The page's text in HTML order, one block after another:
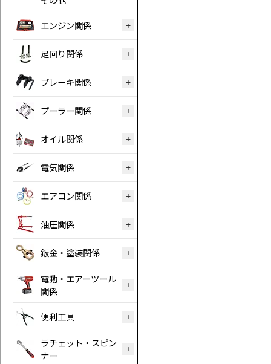
エンジン関係
足回り関係
ブレーキ関係
プーラー関係
オイル関係
電気関係
エアコン関係
油圧関係
鈑金・塗装関係
電動・エアーツール
関係
便利工具
ラチェット・スピン
ナー